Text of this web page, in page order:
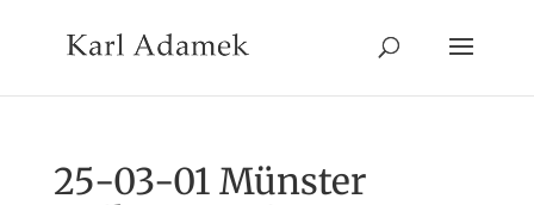
25-03-01 Münster